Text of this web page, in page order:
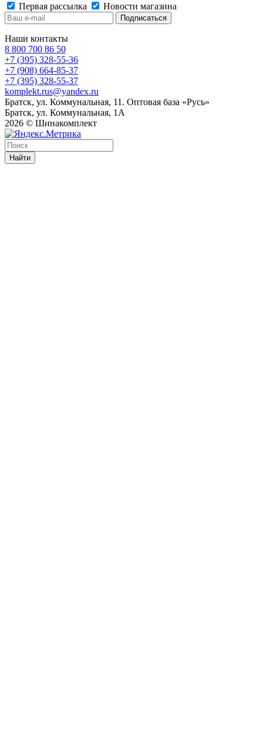
Первая рассылка
Новости магазина
Наши контакты
8 800 700 86 50
+7 (395) 328-55-36
+7 (908) 664-85-37
+7 (395) 328-55-37
komplekt.rus@yandex.ru
Братск, ул. Коммунальная, 11. Оптовая база «Русь»
Братск, ул. Коммунальная, 1А
2026 © Шинакомплект
Найти